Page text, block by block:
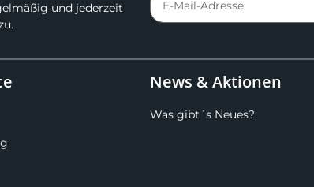
und jederzeit
News & Aktionen
Was gibt´s Neues?